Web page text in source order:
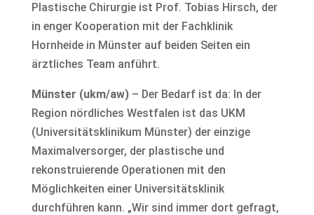
Plastische Chirurgie ist Prof. Tobias Hirsch, der
in enger Kooperation mit der Fachklinik
Hornheide in Münster auf beiden Seiten ein
ärztliches Team anführt.
Münster (ukm/aw)– Der Bedarf ist da: In der
Region nördliches Westfalen ist das UKM
(Universitätsklinikum Münster) der einzige
Maximalversorger, der plastische und
rekonstruierende Operationen mit den
Möglichkeiten einer Universitätsklinik
durchführen kann. „Wir sind immer dort gefragt,